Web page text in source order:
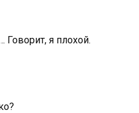
я плохой.